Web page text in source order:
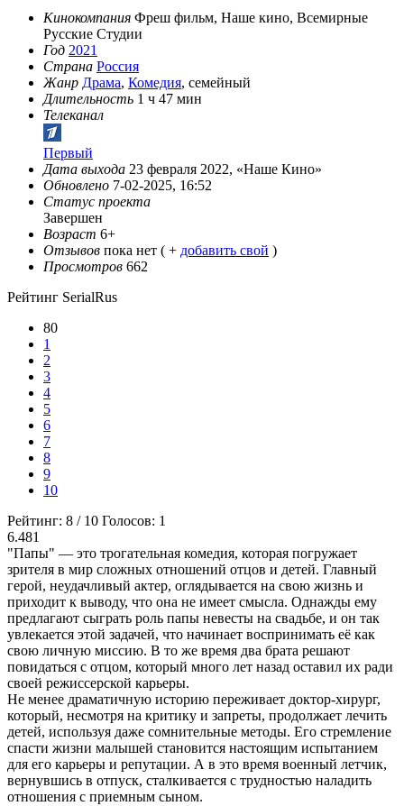
Кинокомпания Фреш фильм, Наше кино, Всемирные
Русские Студии
Год 2021
Страна Россия
Жанр Драма, Комедия, семейный
Длительность 1 ч 47 мин
Телеканал
Первый
Дата выхода 23 февраля 2022, «Наше Кино»
Обновлено 7-02-2025, 16:52
Статус проекта
Завершен
Возраст 6+
Отзывов пока нет ( + добавить свой )
Просмотров 662
Рейтинг SerialRus
80
1
2
3
4
5
6
7
8
9
10
Рейтинг: 8 / 10 Голосов: 1
6.481
"Папы" — это трогательная комедия, которая погружает
зрителя в мир сложных отношений отцов и детей. Главный
герой, неудачливый актер, оглядывается на свою жизнь и
приходит к выводу, что она не имеет смысла. Однажды ему
предлагают сыграть роль папы невесты на свадьбе, и он так
увлекается этой задачей, что начинает воспринимать её как
свою личную миссию. В то же время два брата решают
повидаться с отцом, который много лет назад оставил их ради
своей режиссерской карьеры.
Не менее драматичную историю переживает доктор-хирург,
который, несмотря на критику и запреты, продолжает лечить
детей, используя даже сомнительные методы. Его стремление
спасти жизни малышей становится настоящим испытанием
для его карьеры и репутации. А в это время военный летчик,
вернувшись в отпуск, сталкивается с трудностью наладить
отношения с приемным сыном.